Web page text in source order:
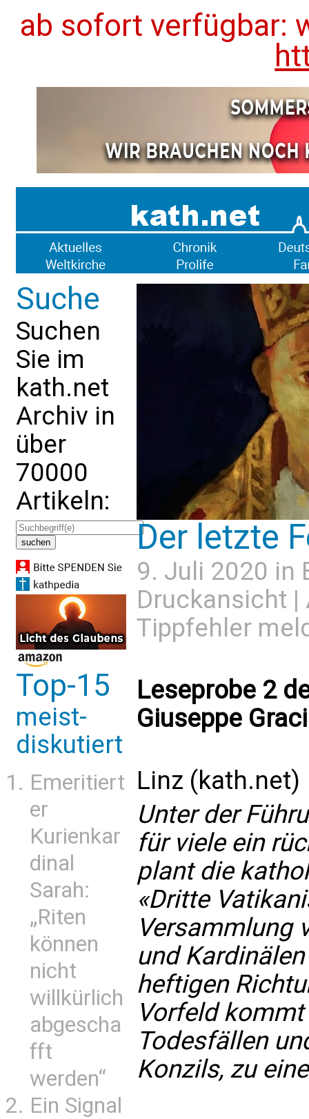
ab sofort verfügbar:
Suche
Suchen
Sie im
kath.net
Archiv in
über
70000
Artikeln:
Top-15
meist-
diskutiert
Emeritiert
er
Kurienkar
dinal
Sarah:
„Riten
können
nicht
willkürlich
abgescha
fft
werden“
Ein Signal
Der letzte
9. Juli 2020 in
Druckansicht |
Tippfehler
Leseprobe 2
Giuseppe
Linz (kath.net)
Unter der
für viele ein
plant die
«Dritte
Versammlung
und
heftigen
Vorfeld
Todesfällen
Konzils, zu